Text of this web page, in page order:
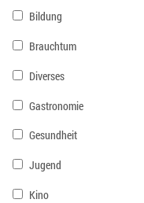
Bildung
Brauchtum
Diverses
Gastronomie
Gesundheit
Jugend
Kino